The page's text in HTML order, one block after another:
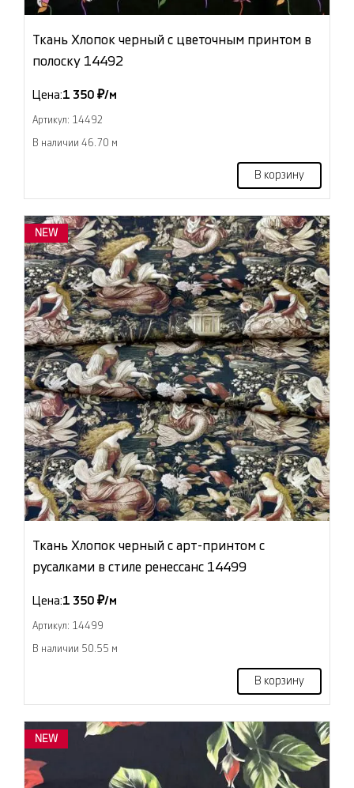
Ткань Хлопок черный с цветочным принтом в
полоску 14492
Цена:1 350 ₽/м
Артикул: 14492
В наличии 46.70 м
В корзину
NEW
Ткань Хлопок черный с арт-принтом с
русалками в стиле ренессанс 14499
Цена:1 350 ₽/м
Артикул: 14499
В наличии 50.55 м
В корзину
NEW